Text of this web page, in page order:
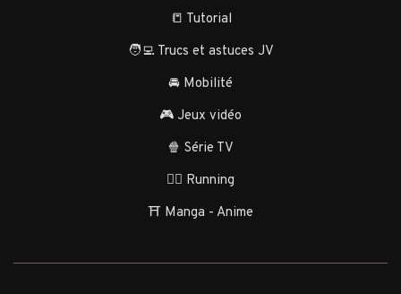
📒 Tutorial
🧑‍💻 Trucs et astuces JV
🚘 Mobilité
🎮 Jeux vidéo
🍿 Série TV
🏃‍♂️ Running
⛩️ Manga - Anime